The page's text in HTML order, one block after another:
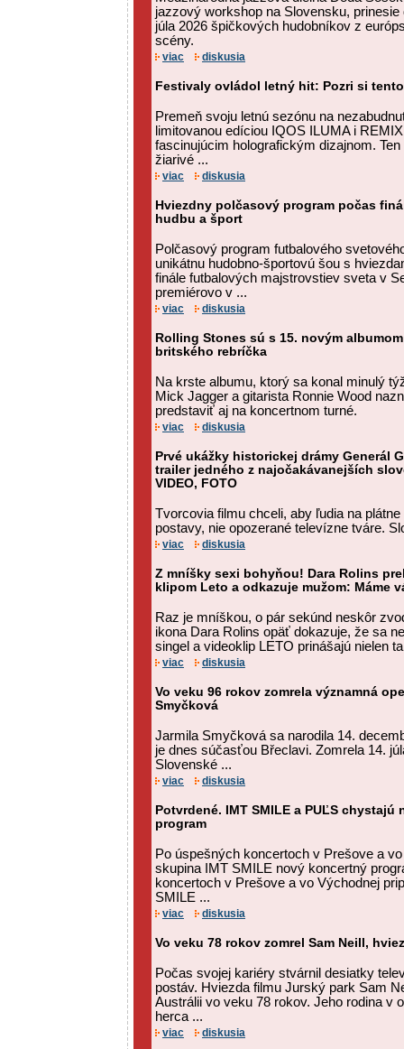
jazzový workshop na Slovensku,
júla 2026 špičkových hudobníkov z
scény.
viac diskusia
Festivaly ovládol letný hit: Pozri si
Premeň svoju letnú sezónu na
limitovanou edíciou IQOS ILUMA i
fascinujúcim holografickým dizajnom.
žiarivé ...
viac diskusia
Hviezdny polčasový program počas
hudbu a šport
Polčasový program futbalového
unikátnu hudobno-športovú šou s
finále futbalových majstrovstiev sveta v
premiérovo v ...
viac diskusia
Rolling Stones sú s 15. novým
britského rebríčka
Na krste albumu, ktorý sa konal minulý
Mick Jagger a gitarista Ronnie Wood
predstaviť aj na koncertnom turné.
viac diskusia
Prvé ukážky historickej drámy Generál
trailer jedného z najočakávanejších
VIDEO, FOTO
Tvorcovia filmu chceli, aby ľudia na
postavy, nie opozerané televízne tváre.
viac diskusia
Z mníšky sexi bohyňou! Dara Rolins
klipom Leto a odkazuje mužom: Máme
Raz je mníškou, o pár sekúnd neskôr
ikona Dara Rolins opäť dokazuje, že sa
singel a videoklip LETO prinášajú nielen
viac diskusia
Vo veku 96 rokov zomrela významná
Smyčková
Jarmila Smyčková sa narodila 14.
je dnes súčasťou Břeclavi. Zomrela 14.
Slovenské ...
viac diskusia
Potvrdené. IMT SMILE a PUĽS
program
Po úspešných koncertoch v Prešove a
skupina IMT SMILE nový koncertný
koncertoch v Prešove a vo Východnej
SMILE ...
viac diskusia
Vo veku 78 rokov zomrel Sam Neill,
Počas svojej kariéry stvárnil desiatky
postáv. Hviezda filmu Jurský park Sam
Austrálii vo veku 78 rokov. Jeho rodina v
herca ...
viac diskusia